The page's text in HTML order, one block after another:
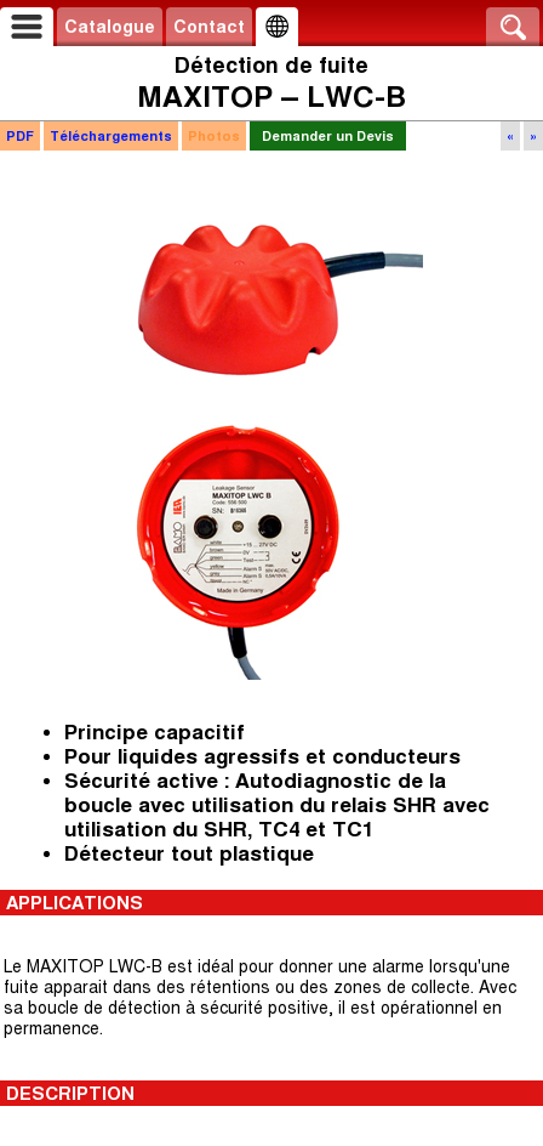
Catalogue Contact
Détection de fuite
MAXITOP – LWC-B
« »
PDF Téléchargements Photos Demander un Devis
Principe capacitif
Pour liquides agressifs et conducteurs
Sécurité active : Autodiagnostic de la
boucle avec utilisation du relais SHR avec
utilisation du SHR, TC4 et TC1
Détecteur tout plastique
APPLICATIONS
Le MAXITOP LWC-B est idéal pour donner une alarme lorsqu'une
fuite apparait dans des rétentions ou des zones de collecte. Avec
sa boucle de détection à sécurité positive, il est opérationnel en
permanence.
DESCRIPTION